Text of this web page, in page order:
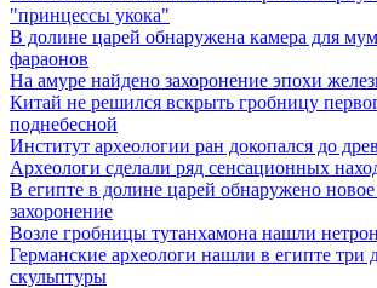
"принцессы укока"
В долине царей обнаружена камера для
фараонов
На амуре найдено захоронение эпохи
Китай не решился вскрыть гробницу
поднебесной
Институт археологии ран докопался до
Археологи сделали ряд сенсационных
В египте в долине царей обнаружено новое
захоронение
Возле гробницы тутанхамона нашли
Германские археологи нашли в египте три
скульптуры